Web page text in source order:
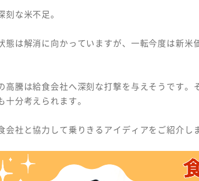
な米不足。
態は解消に向かっていますが、一転今度は新
高騰は給食会社へ深刻な打撃を与えそうです
分考えられます。
社と協力して乗りきるアイディアをご紹介しま